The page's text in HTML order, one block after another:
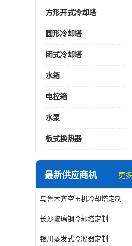
方形开式冷却塔
圆形冷却塔
闭式冷却塔
水箱
电控箱
水泵
板式换热器
最新供应商机 更多
乌鲁木齐空压机冷却塔定制
长沙玻璃钢冷却塔定制
银川蒸发式冷凝器定制